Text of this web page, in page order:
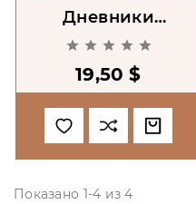
Дневники
Принцессы
    
19,50 $
Показано 1-4 из 4